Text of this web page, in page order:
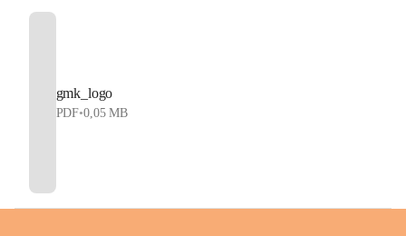
gmk_logo
PDF•0,05 MB